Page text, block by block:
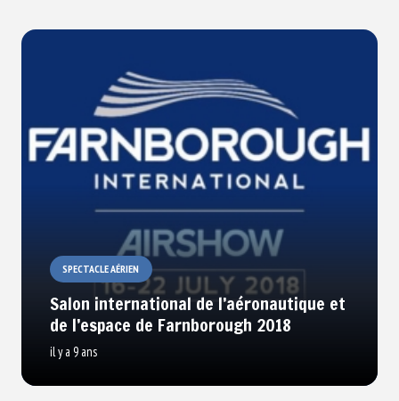
SPECTACLE AÉRIEN
Salon international de l’aéronautique et
de l’espace de Farnborough 2018
il y a 9 ans